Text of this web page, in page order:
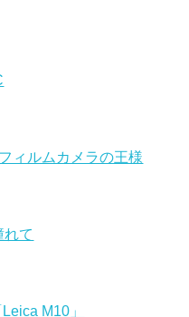
ィルムカメラの王様
れて
M10」